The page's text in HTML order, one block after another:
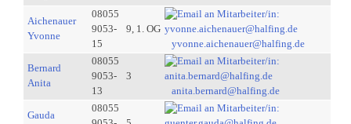
Aichenauer
Yvonne
08055
9053-
15
9, 1. OG
yvonne.aichenauer@halfing.de
Bernard
Anita
08055
9053-
13
3
anita.bernard@halfing.de
Gauda
08055